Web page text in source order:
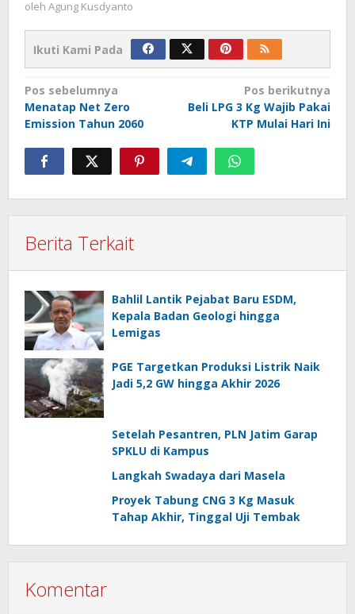
oleh Agung Kusdyanto
Ikuti Kami Pada
Navigasi
pos
Pos sebelumnya
Menatap Net Zero
Emission Tahun 2060
Pos berikutnya
Beli LPG 3 Kg Wajib Pakai
KTP Mulai Hari Ini
Berita Terkait
Bahlil Lantik Pejabat Baru ESDM,
Kepala Badan Geologi hingga
Lemigas
PGE Targetkan Produksi Listrik Naik
Jadi 5,2 GW hingga Akhir 2026
Setelah Pesantren, PLN Jatim Garap
SPKLU di Kampus
Langkah Swadaya dari Masela
Proyek Tabung CNG 3 Kg Masuk
Tahap Akhir, Tinggal Uji Tembak
Komentar